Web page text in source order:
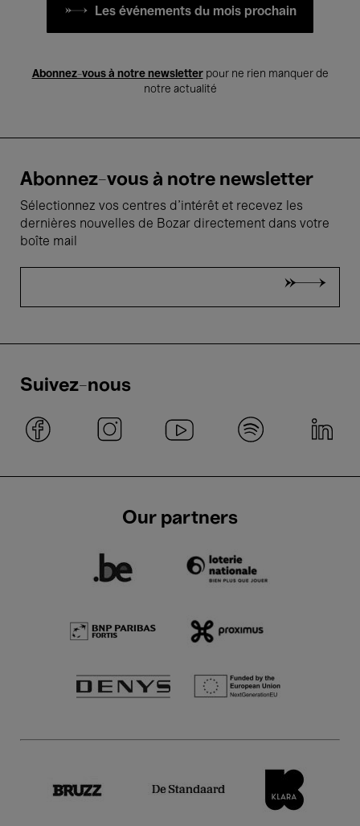
Les événements du mois prochain
Abonnez-vous à notre newsletterpour ne rien manquer de
notre actualité
Abonnez-vous à notre newsletter
Sélectionnez vos centres d'intérêt et recevez les
dernières nouvelles de Bozar directement dans votre
boîte mail
Suivez-nous
Our partners